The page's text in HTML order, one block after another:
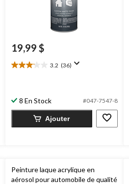
19,99 $
3.2 (36)
3.2
5.
évaluations
8 En Stock #047-7547-8
Ajouter
Peinture laque acrylique en
aérosol pour automobile de qualité